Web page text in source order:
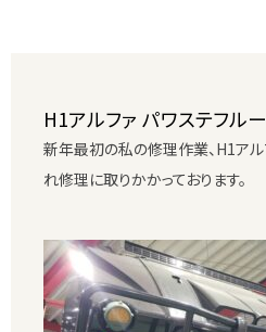
H1アルファ パワステフル
新年最初の私の修理作業、H1ア
れ修理に取りかかっております。